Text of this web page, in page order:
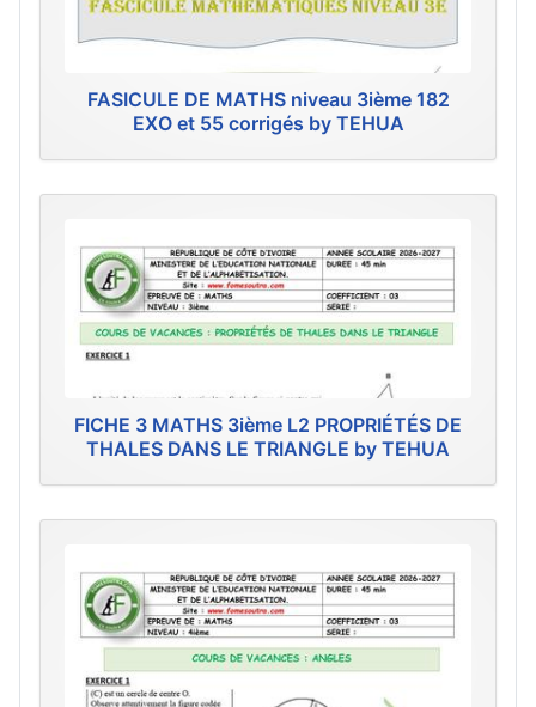
FASICULE DE MATHS niveau 3ième 182
EXO et 55 corrigés by TEHUA
FICHE 3 MATHS 3ième L2 PROPRIÉTÉS DE
THALES DANS LE TRIANGLE by TEHUA